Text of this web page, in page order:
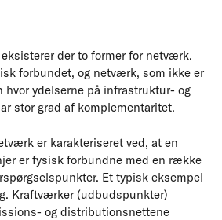
der to former for netværk.
forbundet, og netværk, som ikke er
hvor ydelserne på infrastruktur- og
stor grad af komplementaritet.
er karakteriseret ved, at en
er fysisk forbundne med en række
Et typisk eksempel
Kraftværker (udbudspunkter)
og distributionsnettene